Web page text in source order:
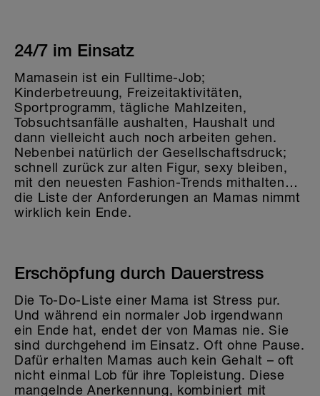
24/7 im Einsatz
Mamasein ist ein Fulltime-Job;
Kinderbetreuung, Freizeitaktivitäten,
Sportprogramm, tägliche Mahlzeiten,
Tobsuchtsanfälle aushalten, Haushalt und
dann vielleicht auch noch arbeiten gehen.
Nebenbei natürlich der Gesellschaftsdruck;
schnell zurück zur alten Figur, sexy bleiben,
mit den neuesten Fashion-Trends mithalten…
die Liste der Anforderungen an Mamas nimmt
wirklich kein Ende.
Erschöpfung durch Dauerstress
Die To-Do-Liste einer Mama ist Stress pur.
Und während ein normaler Job irgendwann
ein Ende hat, endet der von Mamas nie. Sie
sind durchgehend im Einsatz. Oft ohne Pause.
Dafür erhalten Mamas auch kein Gehalt – oft
nicht einmal Lob für ihre Topleistung. Diese
mangelnde Anerkennung, kombiniert mit